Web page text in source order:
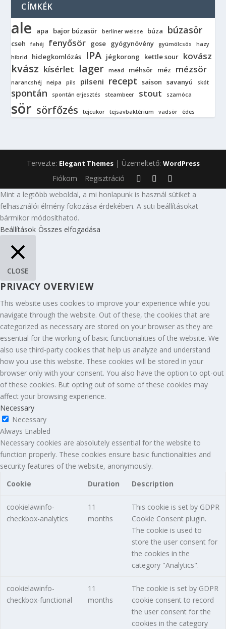
CÍMKÉK
ale apa bajor búzasör berliner weisse búza búzasör
cseh fahéj fenyősör gose gyógynövény gyümölcsös
hazy
hibrid
hidegkomlózás IPA jégkorong kettle sour kovász
kvász kísérlet lager mead méhsör méz mézsör
narancshéj neipa pils pilseni recept saison savanyú skót
spontán spontán erjesztés steambeer stout szamóca
sör sörfőzés tejcukor tejsavbaktérium vadsör édes
Tervezte: Elegant Themes| Üzemeltető: WordPress
Fiókom
Regisztráció
Mint a legtöbb weboldal, a mi honlapunk is használ sütiket a
felhasználói élmény fokozása érdekében. A süti beállításokat
bármikor módosíthatod.
Beállítások Összes elfogadása
CLOSE
PRIVACY OVERVIEW
This website uses cookies to improve your experience while you
navigate through the website. Out of these, the cookies that are
categorized as necessary are stored on your browser as they are
essential for the working of basic functionalities of the website. We
also use third-party cookies that help us analyze and understand
how you use this website. These cookies will be stored in your
browser only with your consent. You also have the option to opt-out
of these cookies. But opting out of some of these cookies may
affect your browsing experience.
Necessary
Necessary
Always Enabled
Necessary cookies are absolutely essential for the website to
function properly. These cookies ensure basic functionalities and
security features of the website, anonymously.
Cookie
Duration Description
cookielawinfo-
checkbox-analytics
11
months
This cookie is set by GDPR
Cookie Consent plugin.
The cookie is used to
store the user consent for
the cookies in the
category "Analytics".
cookielawinfo-
checkbox-functional
11
months
The cookie is set by GDPR
cookie consent to record
the user consent for the
cookies in the category